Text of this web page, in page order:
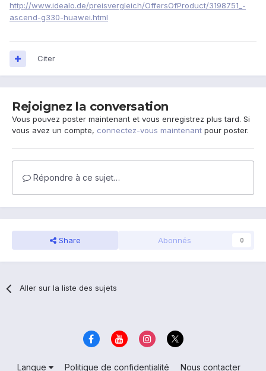
http://www.idealo.de/preisvergleich/OffersOfProduct/3198751_-
ascend-g330-huawei.html
Citer
Rejoignez la conversation
Vous pouvez poster maintenant et vous enregistrez plus tard. Si
vous avez un compte, connectez-vous maintenant pour poster.
Répondre à ce sujet…
Share Abonnés 0
Aller sur la liste des sujets
Langue Politique de confidentialité Nous contacter